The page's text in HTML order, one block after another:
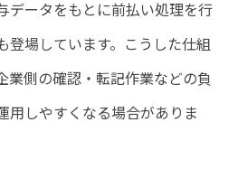
データをもとに前払い処理を行
登場しています。こうした仕組
業側の確認・転記作業などの負
用しやすくなる場合がありま